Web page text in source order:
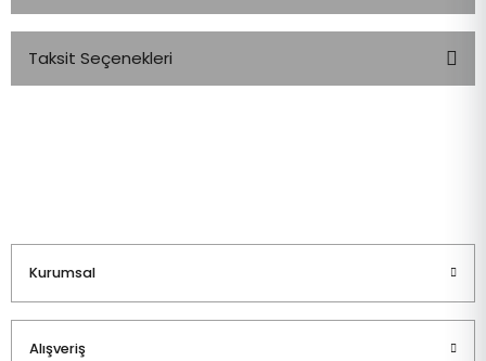
Taksit Seçenekleri
Kurumsal
Alışveriş